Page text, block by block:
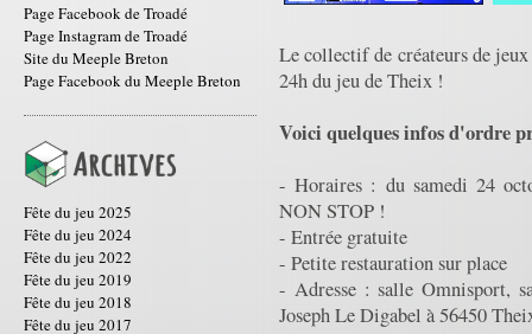
Page Facebook de Troadé
Page Instagram de Troadé
Site du Meeple Breton
Page Facebook du Meeple Breton
Fête du jeu 2025
Fête du jeu 2024
Fête du jeu 2022
Fête du jeu 2019
Fête du jeu 2018
Fête du jeu 2017
Le collectif de créateurs de
24h du jeu de Theix !
Voici quelques infos d'ordre
- Horaires : du samedi 24
NON STOP !
- Entrée gratuite
- Petite restauration sur place
- Adresse : salle Omnisport,
Joseph Le Digabel à 56450